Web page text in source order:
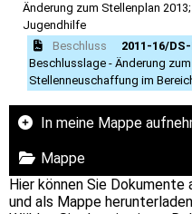
Änderung zum Stellenplan
Jugendhilfe
Beschluss
2011-16/
Beschlusslage - Änderung
Stellenneuschaffung im
In meine Mappe
Mappe
Hier können Sie
und als Mappe